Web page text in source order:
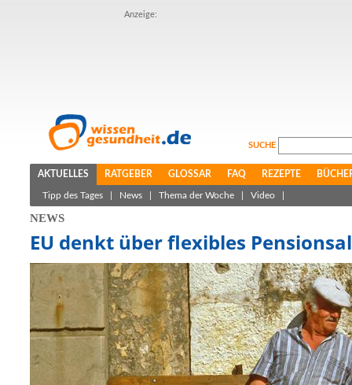
Anzeige:
SUCHE
AKTUELLES RATGEBER GLOSSAR FAQ REZEPTE
Tipp des Tages News Thema der Woche Video
NEWS
EU denkt über flexibles